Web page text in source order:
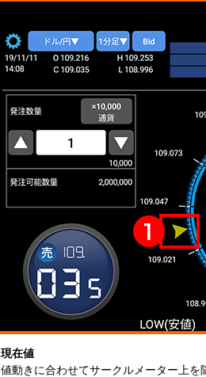
現在値
値動きに合わせてサークルメーター上